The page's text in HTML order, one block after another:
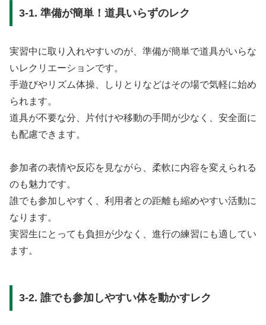
3-1. 準備が簡単！道具いらずのレク
実習中に取り入れやすいのが、準備が簡単で道具がいらな
いレクリエーションです。
手遊びやリズム体操、しりとりなどはその場で気軽に始め
られます。
道具が不要な分、片付けや移動の手間が少なく、安全面に
も配慮できます。
参加者の表情や反応を見ながら、柔軟に内容を変えられる
のも魅力です。
誰でも参加しやすく、利用者との距離も縮めやすい活動に
なります。
実習生にとっても負担が少なく、進行の練習にも適してい
ます。
3-2. 誰でも参加しやすい体を動かすレク